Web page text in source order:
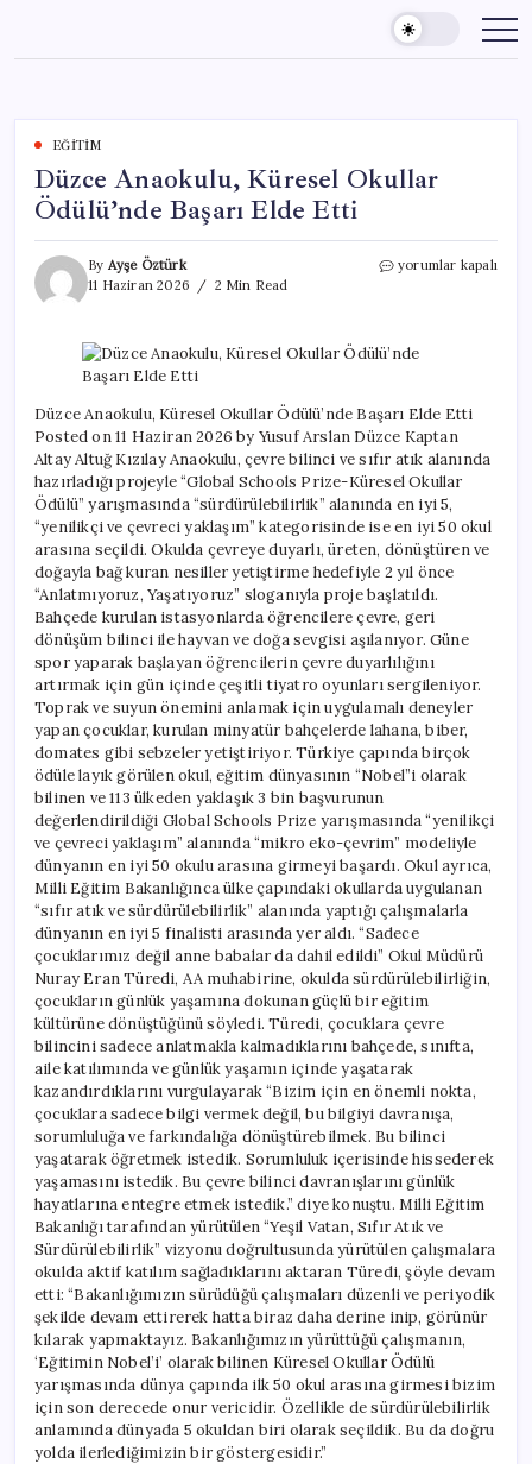
content
EĞITIM
Düzce Anaokulu, Küresel Okullar
Ödülü’nde Başarı Elde Etti
By Ayşe Öztürk
11 Haziran 2026
2 Min Read
Düzce
Ödülü’nde
Başarı
Etti
için
yorumlar kapalı
Düzce Anaokulu, Küresel Okullar Ödülü’nde Başarı Elde Etti
Posted on 11 Haziran 2026 by Yusuf Arslan Düzce Kaptan
Altay Altuğ Kızılay Anaokulu, çevre bilinci ve sıfır atık alanında
hazırladığı projeyle “Global Schools Prize-Küresel Okullar
Ödülü” yarışmasında “sürdürülebilirlik” alanında en iyi 5,
“yenilikçi ve çevreci yaklaşım” kategorisinde ise en iyi 50 okul
arasına seçildi. Okulda çevreye duyarlı, üreten, dönüştüren ve
doğayla bağ kuran nesiller yetiştirme hedefiyle 2 yıl önce
“Anlatmıyoruz, Yaşatıyoruz” sloganıyla proje başlatıldı.
Bahçede kurulan istasyonlarda öğrencilere çevre, geri
dönüşüm bilinci ile hayvan ve doğa sevgisi aşılanıyor. Güne
spor yaparak başlayan öğrencilerin çevre duyarlılığını
artırmak için gün içinde çeşitli tiyatro oyunları sergileniyor.
Toprak ve suyun önemini anlamak için uygulamalı deneyler
yapan çocuklar, kurulan minyatür bahçelerde lahana, biber,
domates gibi sebzeler yetiştiriyor. Türkiye çapında birçok
ödüle layık görülen okul, eğitim dünyasının “Nobel”i olarak
bilinen ve 113 ülkeden yaklaşık 3 bin başvurunun
değerlendirildiği Global Schools Prize yarışmasında “yenilikçi
ve çevreci yaklaşım” alanında “mikro eko-çevrim” modeliyle
dünyanın en iyi 50 okulu arasına girmeyi başardı. Okul ayrıca,
Milli Eğitim Bakanlığınca ülke çapındaki okullarda uygulanan
“sıfır atık ve sürdürülebilirlik” alanında yaptığı çalışmalarla
dünyanın en iyi 5 finalisti arasında yer aldı. “Sadece
çocuklarımız değil anne babalar da dahil edildi” Okul Müdürü
Nuray Eran Türedi, AA muhabirine, okulda sürdürülebilirliğin,
çocukların günlük yaşamına dokunan güçlü bir eğitim
kültürüne dönüştüğünü söyledi. Türedi, çocuklara çevre
bilincini sadece anlatmakla kalmadıklarını bahçede, sınıfta,
aile katılımında ve günlük yaşamın içinde yaşatarak
kazandırdıklarını vurgulayarak “Bizim için en önemli nokta,
çocuklara sadece bilgi vermek değil, bu bilgiyi davranışa,
sorumluluğa ve farkındalığa dönüştürebilmek. Bu bilinci
yaşatarak öğretmek istedik. Sorumluluk içerisinde hissederek
yaşamasını istedik. Bu çevre bilinci davranışlarını günlük
hayatlarına entegre etmek istedik.” diye konuştu. Milli Eğitim
Bakanlığı tarafından yürütülen “Yeşil Vatan, Sıfır Atık ve
Sürdürülebilirlik” vizyonu doğrultusunda yürütülen çalışmalara
okulda aktif katılım sağladıklarını aktaran Türedi, şöyle devam
etti: “Bakanlığımızın sürüdüğü çalışmaları düzenli ve periyodik
şekilde devam ettirerek hatta biraz daha derine inip, görünür
kılarak yapmaktayız. Bakanlığımızın yürüttüğü çalışmanın,
‘Eğitimin Nobel’i’ olarak bilinen Küresel Okullar Ödülü
yarışmasında dünya çapında ilk 50 okul arasına girmesi bizim
için son derecede onur vericidir. Özellikle de sürdürülebilirlik
anlamında dünyada 5 okuldan biri olarak seçildik. Bu da doğru
yolda ilerlediğimizin bir göstergesidir.”